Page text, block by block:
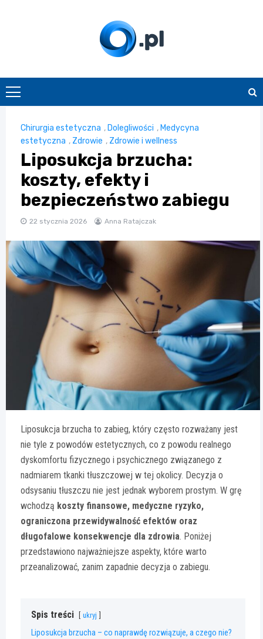
O.pl
Chirurgia estetyczna , Dolegliwości , Medycyna
estetyczna , Zdrowie , Zdrowie i wellness
Liposukcja brzucha:
koszty, efekty i
bezpieczeństwo zabiegu
22 stycznia 2026 Anna Ratajczak
Liposukcja brzucha to zabieg, który często rozważany jest
nie tyle z powodów estetycznych, co z powodu realnego
dyskomfortu fizycznego i psychicznego związanego z
nadmiarem tkanki tłuszczowej w tej okolicy. Decyzja o
odsysaniu tłuszczu nie jest jednak wyborem prostym. W grę
wchodzą koszty finansowe, medyczne ryzyko,
ograniczona przewidywalność efektów oraz
długofalowe konsekwencje dla zdrowia. Poniżej
przedstawiono najważniejsze aspekty, które warto
przeanalizować, zanim zapadnie decyzja o zabiegu.
Spis treści ukryj
Liposukcja brzucha – co naprawdę rozwiązuje, a czego nie?